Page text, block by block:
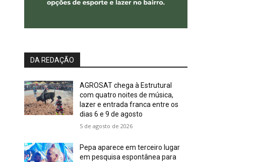
DA REDAÇÃO
AGROSAT chega à Estrutural
com quatro noites de música,
lazer e entrada franca entre os
dias 6 e 9 de agosto
5 de agosto de 2026
Pepa aparece em terceiro lugar
em pesquisa espontânea para